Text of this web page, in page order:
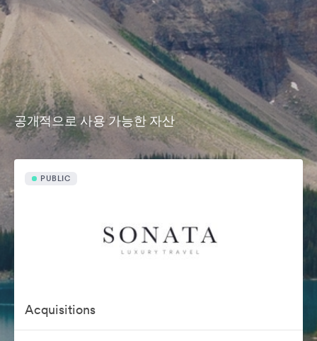
공개적으로 사용 가능한 자산
PUBLIC
Acquisitions